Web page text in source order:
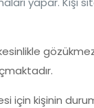
için kişinin